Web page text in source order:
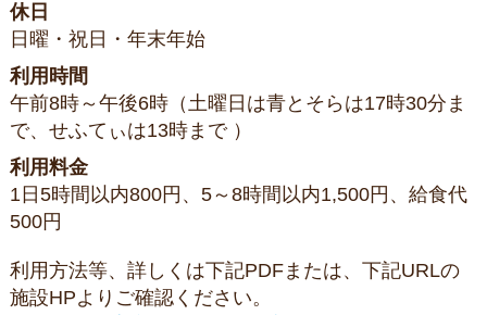
休日
日曜・祝日・年末年始
利用時間
午前8時～午後6時（土曜日は青とそらは17時30分ま
で、せふてぃは13時まで ）
利用料金
1日5時間以内800円、5～8時間以内1,500円、給食代
500円
利用方法等、詳しくは下記PDFまたは、下記URLの
施設HPよりご確認ください。